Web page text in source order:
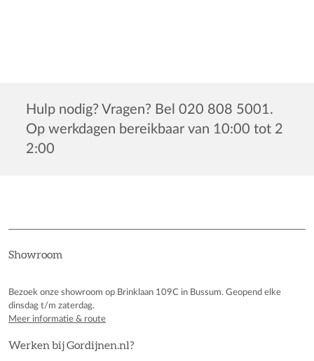
Hulp nodig? Vragen? Bel 020 808 5001.
Op werkdagen bereikbaar van 10:00 tot 2
2:00
Showroom
Bezoek onze showroom op Brinklaan 109C in Bussum. Geopend elke
dinsdag t/m zaterdag.
Meer informatie & route
Werken bij Gordijnen.nl?